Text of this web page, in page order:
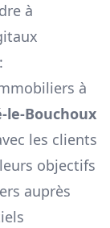
à
à
le-Bouchoux
les clients
objectifs
auprès